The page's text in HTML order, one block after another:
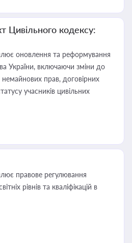
Цивільного кодексу:
оновлення та реформування
України, включаючи зміни до
прав, договірних
учасників цивільних
правове регулювання
рівнів та кваліфікацій в